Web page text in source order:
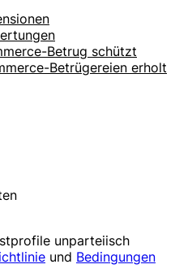
Betrug schützt
Betrügereien erholt
unparteiisch
und Bedingungen